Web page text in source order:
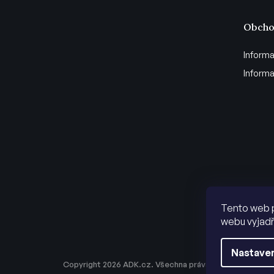
Tento web
webu
Copyright 2026 ADK.cz. Všechna práva vyhrazena.